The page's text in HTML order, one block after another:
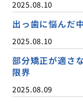
2025.08.10
出っ歯に悩んだ
2025.08.10
部分矯正が適さ
限界
2025.08.09